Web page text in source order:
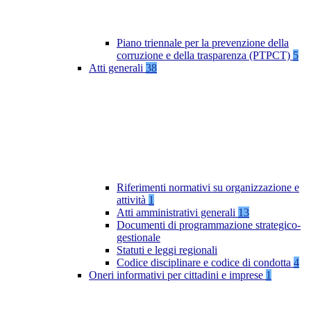
Piano triennale per la prevenzione della
corruzione e della trasparenza (PTPCT) 5
Atti generali 38
Riferimenti normativi su organizzazione e
attività 1
Atti amministrativi generali 13
Documenti di programmazione strategico-
gestionale
Statuti e leggi regionali
Codice disciplinare e codice di condotta 4
Oneri informativi per cittadini e imprese 1